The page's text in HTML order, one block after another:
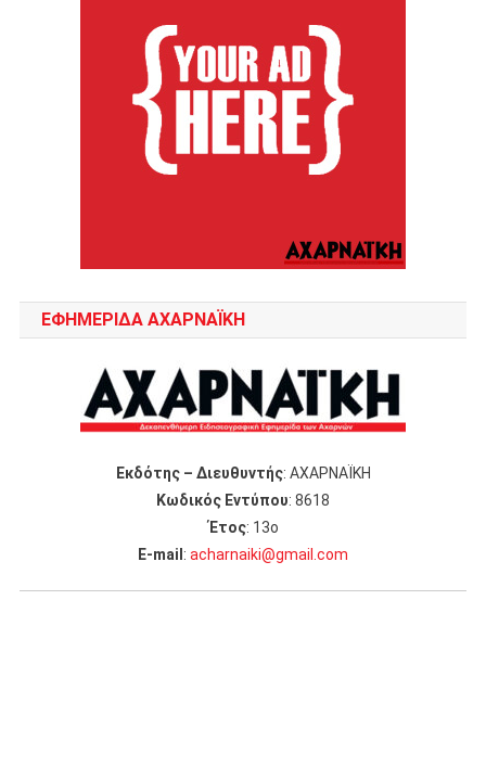
ΕΦΗΜΕΡΙΔΑ ΑΧΑΡΝΑΪΚΗ
Εκδότης – Διευθυντής: ΑΧΑΡΝΑΪΚΗ
Κωδικός Εντύπου: 8618
Έτος: 13ο
Ε-mail : acharnaiki@gmail.com